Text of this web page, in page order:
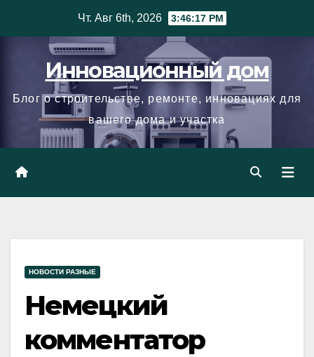
Чт. Авг 6th, 2026 3:46:18 PM
Инновационный дом
Блог о строительстве, ремонте, инновациях для
вашего дома и участка
НОВОСТИ РАЗНЫЕ
Немецкий
комментатор